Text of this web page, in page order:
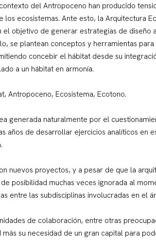
del Antropoceno han producido
ecosistemas. Ante esto, la Arquitectura
el objetivo de generar estrategias de diseño
se plantean conceptos y herramientas
concebir el hábitat desde su
a un hábitat en armonía.
Antropoceno, Ecosistema, Ecotono.
generada naturalmente por el
años de desarrollar ejercicios analíticos en
nuevos proyectos, y a pesar de que la
posibilidad muchas veces ignorada al
entre las subdisciplinas involucradas en el
de colaboración, entre otras
su necesidad de un gran capital para